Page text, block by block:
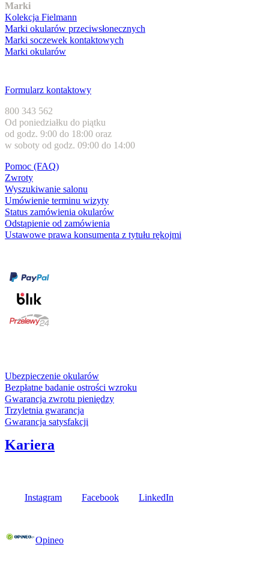
Marki
Kolekcja Fielmann
Marki okularów przeciwsłonecznych
Marki soczewek kontaktowych
Marki okularów
Formularz kontaktowy
800 343 562
Od poniedziałku do piątku
od godz. 9:00 do 18:00 oraz
w soboty od godz. 09:00 do 14:00
Pomoc (FAQ)
Zwroty
Wyszukiwanie salonu
Umówienie terminu wizyty
Status zamówienia okularów
Odstąpienie od zamówienia
Ustawowe prawa konsumenta z tytułu rękojmi
Ubezpieczenie okularów
Bezpłatne badanie ostrości wzroku
Gwarancja zwrotu pieniędzy
Trzyletnia gwarancja
Gwarancja satysfakcji
Kariera
Instagram Facebook LinkedIn
Opineo